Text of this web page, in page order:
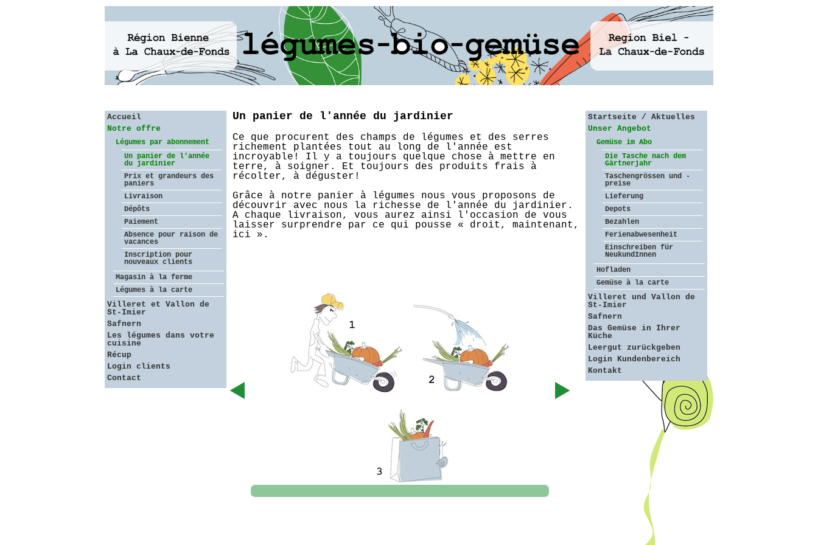
Accueil
Notre offre
Légumes par abonnement
Un panier de l'année
du jardinier
Prix et grandeurs des
paniers
Livraison
Dépôts
Paiement
Absence pour raison de
vacances
Inscription pour
nouveaux clients
Magasin à la ferme
Légumes à la carte
Villeret et Vallon de
St-Imier
Safnern
Les légumes dans votre
cuisine
Récup
Login clients
Contact
Un panier de l'année du jardinier
Ce que procurent des champs de légumes et des serres
richement plantées tout au long de l'année est
incroyable! Il y a toujours quelque chose à mettre en
terre, à soigner. Et toujours des produits frais à
récolter, à déguster!
Grâce à notre panier à légumes nous vous proposons de
découvrir avec nous la richesse de l'année du jardinier.
A chaque livraison, vous aurez ainsi l'occasion de vous
laisser surprendre par ce qui pousse « droit, maintenant,
ici ».
Startseite / Aktuelles
Unser Angebot
Gemüse im Abo
Die Tasche nach dem
Gärtnerjahr
Taschengrössen und -
preise
Lieferung
Depots
Bezahlen
Ferienabwesenheit
Einschreiben für
NeukundInnen
Hofladen
Gemüse à la carte
Villeret und Vallon de
St-Imier
Safnern
Das Gemüse in Ihrer
Küche
Leergut zurückgeben
Login Kundenbereich
Kontakt